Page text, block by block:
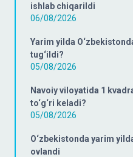
ishlab chiqarildi
06/08/2026
Yarim yilda
tug‘ildi?
05/08/2026
Navoiy viloyatida 1
to‘g‘ri keladi?
05/08/2026
O‘zbekistonda yarim
ovlandi